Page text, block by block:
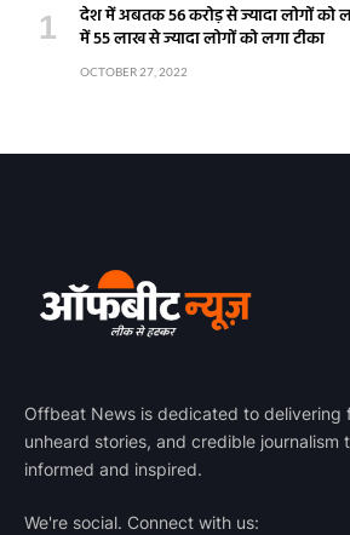
देश में अबतक 56 करोड़ से ज्यादा लोगों को
में 55 लाख से ज्यादा लोगों को लगा टीका
OCTOBER 27, 2022
Offbeat News is dedicated to delivering
unheard stories, and credible journalism
informed and inspired.
We're social. Connect with us: